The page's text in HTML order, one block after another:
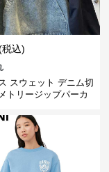
税込)
スウェット デニム切
トリージップパーカ